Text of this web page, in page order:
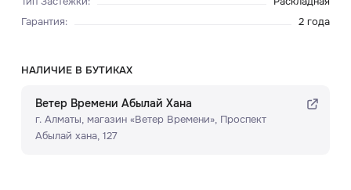
Гарантия: 2 года
НАЛИЧИЕ В БУТИКАХ
Ветер Времени Абылай Хана
г. Алматы, ​магазин «Ветер Времени»​, Проспект
Абылай хана, 127